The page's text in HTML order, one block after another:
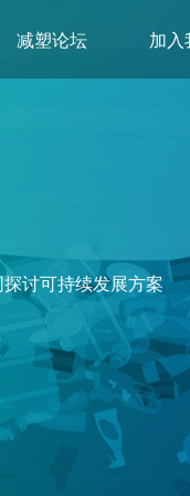
减塑论坛 加入
讨可持续发展方案